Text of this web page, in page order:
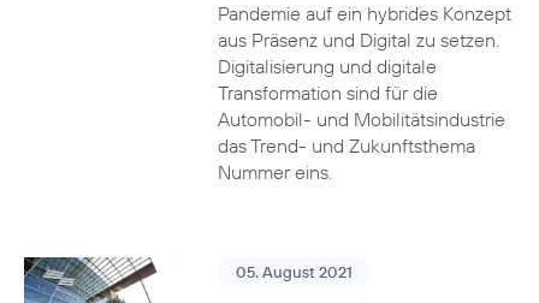
Pandemie auf ein hybrides Konzept
aus Präsenz und Digital zu setzen.
Digitalisierung und digitale
Transformation sind für die
Automobil- und Mobilitätsindustrie
das Trend- und Zukunftsthema
Nummer eins.
05. August 2021